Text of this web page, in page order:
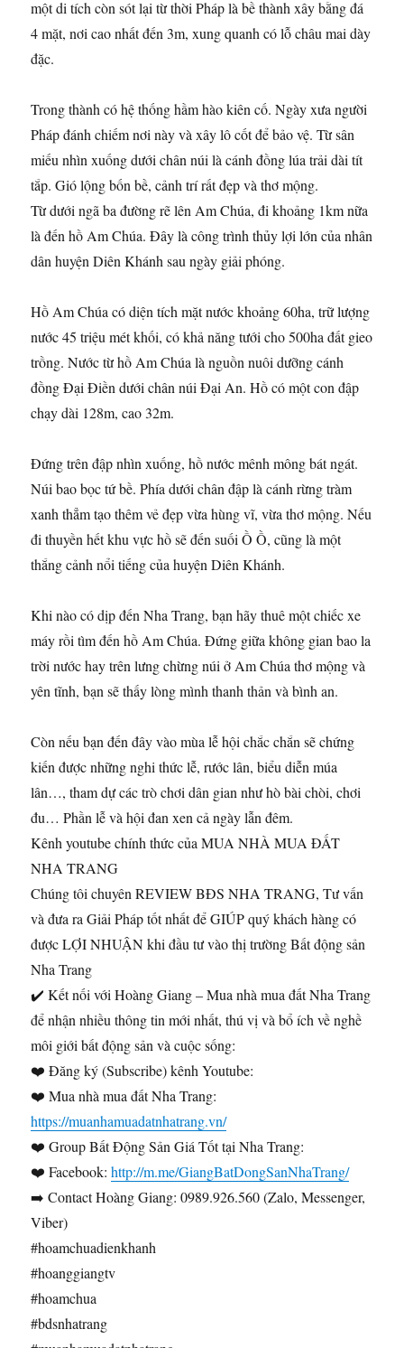
một di tích còn sót lại từ thời Pháp là bề thành xây bằng đá
4 mặt, nơi cao nhất đến 3m, xung quanh có lỗ châu mai dày
đặc.
Trong thành có hệ thống hầm hào kiên cố. Ngày xưa người
Pháp đánh chiếm nơi này và xây lô cốt để bảo vệ. Từ sân
miếu nhìn xuống dưới chân núi là cánh đồng lúa trải dài tít
tắp. Gió lộng bốn bề, cảnh trí rất đẹp và thơ mộng.
Từ dưới ngã ba đường rẽ lên Am Chúa, đi khoảng 1km nữa
là đến hồ Am Chúa. Đây là công trình thủy lợi lớn của nhân
dân huyện Diên Khánh sau ngày giải phóng.
Hồ Am Chúa có diện tích mặt nước khoảng 60ha, trữ lượng
nước 45 triệu mét khối, có khả năng tưới cho 500ha đất gieo
trồng. Nước từ hồ Am Chúa là nguồn nuôi dưỡng cánh
đồng Đại Điền dưới chân núi Đại An. Hồ có một con đập
chạy dài 128m, cao 32m.
Đứng trên đập nhìn xuống, hồ nước mênh mông bát ngát.
Núi bao bọc tứ bề. Phía dưới chân đập là cánh rừng tràm
xanh thẳm tạo thêm vẻ đẹp vừa hùng vĩ, vừa thơ mộng. Nếu
đi thuyền hết khu vực hồ sẽ đến suối Ồ Ồ, cũng là một
thắng cảnh nổi tiếng của huyện Diên Khánh.
Khi nào có dịp đến Nha Trang, bạn hãy thuê một chiếc xe
máy rồi tìm đến hồ Am Chúa. Đứng giữa không gian bao la
trời nước hay trên lưng chừng núi ở Am Chúa thơ mộng và
yên tĩnh, bạn sẽ thấy lòng mình thanh thản và bình an.
Còn nếu bạn đến đây vào mùa lễ hội chắc chắn sẽ chứng
kiến được những nghi thức lễ, rước lân, biểu diễn múa
lân…, tham dự các trò chơi dân gian như hò bài chòi, chơi
đu… Phần lễ và hội đan xen cả ngày lẫn đêm.
Kênh youtube chính thức của MUA NHÀ MUA ĐẤT
NHA TRANG
Chúng tôi chuyên REVIEW BĐS NHA TRANG, Tư vấn
và đưa ra Giải Pháp tốt nhất để GIÚP quý khách hàng có
được LỢI NHUẬN khi đầu tư vào thị trường Bất động sản
Nha Trang
✔️ Kết nối với Hoàng Giang – Mua nhà mua đất Nha Trang
để nhận nhiều thông tin mới nhất, thú vị và bổ ích về nghề
môi giới bất động sản và cuộc sống:
❤️ Đăng ký (Subscribe) kênh Youtube:
❤️ Mua nhà mua đất Nha Trang:
https://muanhamuadatnhatrang.vn/
❤️ Group Bất Động Sản Giá Tốt tại Nha Trang:
❤️ Facebook:http://m.me/GiangBatDongSanNhaTrang/
➡️ Contact Hoàng Giang: 0989.926.560 (Zalo, Messenger,
Viber)
#hoamchuadienkhanh
#hoanggiangtv
#hoamchua
#bdsnhatrang